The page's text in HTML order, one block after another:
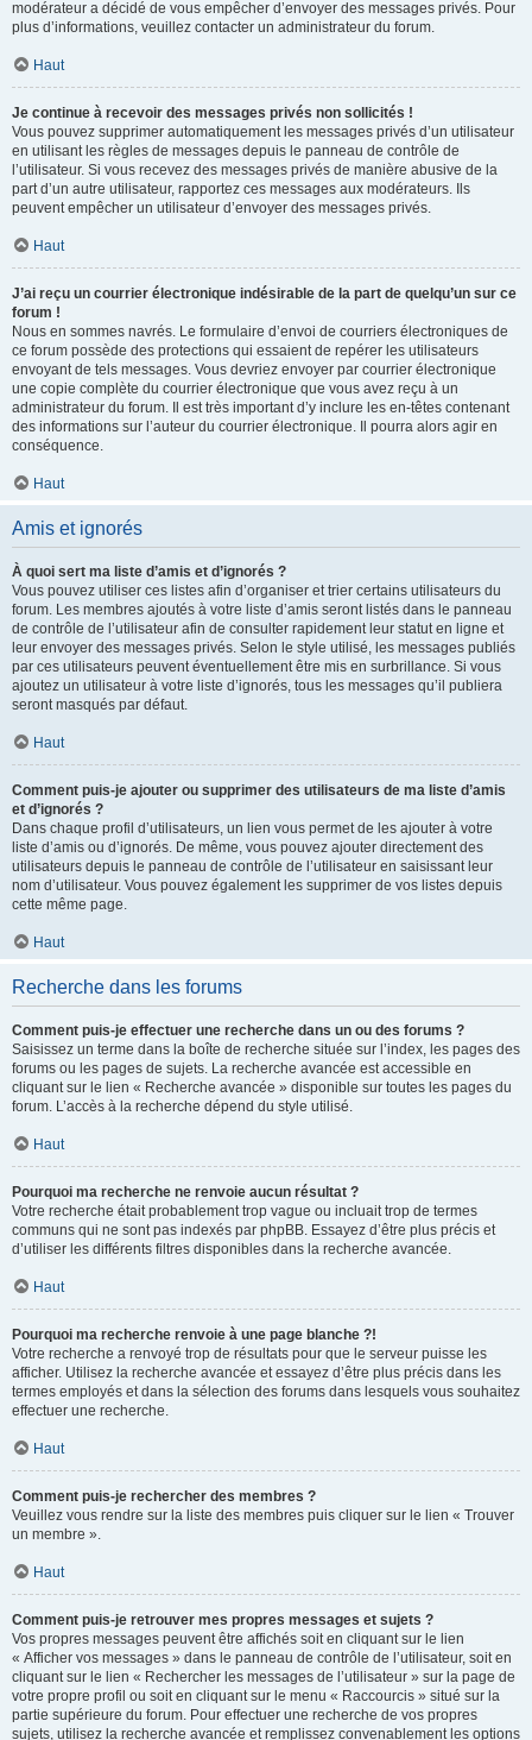
modérateur a décidé de vous empêcher d’envoyer des messages privés. Pour
plus d’informations, veuillez contacter un administrateur du forum.
Haut
Je continue à recevoir des messages privés non sollicités !
Vous pouvez supprimer automatiquement les messages privés d’un utilisateur
en utilisant les règles de messages depuis le panneau de contrôle de
l’utilisateur. Si vous recevez des messages privés de manière abusive de la
part d’un autre utilisateur, rapportez ces messages aux modérateurs. Ils
peuvent empêcher un utilisateur d’envoyer des messages privés.
Haut
J’ai reçu un courrier électronique indésirable de la part de quelqu’un sur ce
forum !
Nous en sommes navrés. Le formulaire d’envoi de courriers électroniques de
ce forum possède des protections qui essaient de repérer les utilisateurs
envoyant de tels messages. Vous devriez envoyer par courrier électronique
une copie complète du courrier électronique que vous avez reçu à un
administrateur du forum. Il est très important d’y inclure les en-têtes contenant
des informations sur l’auteur du courrier électronique. Il pourra alors agir en
conséquence.
Haut
Amis et ignorés
À quoi sert ma liste d’amis et d’ignorés ?
Vous pouvez utiliser ces listes afin d’organiser et trier certains utilisateurs du
forum. Les membres ajoutés à votre liste d’amis seront listés dans le panneau
de contrôle de l’utilisateur afin de consulter rapidement leur statut en ligne et
leur envoyer des messages privés. Selon le style utilisé, les messages publiés
par ces utilisateurs peuvent éventuellement être mis en surbrillance. Si vous
ajoutez un utilisateur à votre liste d’ignorés, tous les messages qu’il publiera
seront masqués par défaut.
Haut
Comment puis-je ajouter ou supprimer des utilisateurs de ma liste d’amis
et d’ignorés ?
Dans chaque profil d’utilisateurs, un lien vous permet de les ajouter à votre
liste d’amis ou d’ignorés. De même, vous pouvez ajouter directement des
utilisateurs depuis le panneau de contrôle de l’utilisateur en saisissant leur
nom d’utilisateur. Vous pouvez également les supprimer de vos listes depuis
cette même page.
Haut
Recherche dans les forums
Comment puis-je effectuer une recherche dans un ou des forums ?
Saisissez un terme dans la boîte de recherche située sur l’index, les pages des
forums ou les pages de sujets. La recherche avancée est accessible en
cliquant sur le lien « Recherche avancée » disponible sur toutes les pages du
forum. L’accès à la recherche dépend du style utilisé.
Haut
Pourquoi ma recherche ne renvoie aucun résultat ?
Votre recherche était probablement trop vague ou incluait trop de termes
communs qui ne sont pas indexés par phpBB. Essayez d’être plus précis et
d’utiliser les différents filtres disponibles dans la recherche avancée.
Haut
Pourquoi ma recherche renvoie à une page blanche ?!
Votre recherche a renvoyé trop de résultats pour que le serveur puisse les
afficher. Utilisez la recherche avancée et essayez d’être plus précis dans les
termes employés et dans la sélection des forums dans lesquels vous souhaitez
effectuer une recherche.
Haut
Comment puis-je rechercher des membres ?
Veuillez vous rendre sur la liste des membres puis cliquer sur le lien « Trouver
un membre ».
Haut
Comment puis-je retrouver mes propres messages et sujets ?
Vos propres messages peuvent être affichés soit en cliquant sur le lien
« Afficher vos messages » dans le panneau de contrôle de l’utilisateur, soit en
cliquant sur le lien « Rechercher les messages de l’utilisateur » sur la page de
votre propre profil ou soit en cliquant sur le menu « Raccourcis » situé sur la
partie supérieure du forum. Pour effectuer une recherche de vos propres
sujets, utilisez la recherche avancée et remplissez convenablement les options